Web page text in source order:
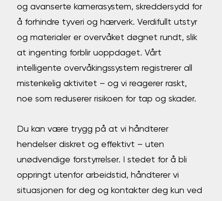
og avanserte kamerasystem, skreddersydd for
å forhindre tyveri og hærverk. Verdifullt utstyr
og materialer er overvåket døgnet rundt, slik
at ingenting forblir uoppdaget. Vårt
intelligente overvåkingssystem registrerer all
mistenkelig aktivitet – og vi reagerer raskt,
noe som reduserer risikoen for tap og skader.
Du kan være trygg på at vi håndterer
hendelser diskret og effektivt – uten
unødvendige forstyrrelser. I stedet for å bli
oppringt utenfor arbeidstid, håndterer vi
situasjonen for deg og kontakter deg kun ved